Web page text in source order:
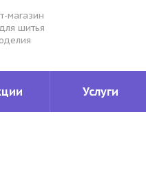
магазин
шитья
Услуги